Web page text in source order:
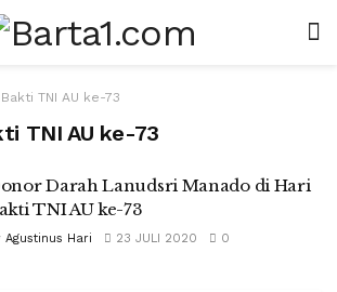
TNI AU ke-73
TNI AU ke-73
Darah Lanudsri Manado di Hari
TNI AU ke-73
Agustinus Hari 23 JULI 2020 0